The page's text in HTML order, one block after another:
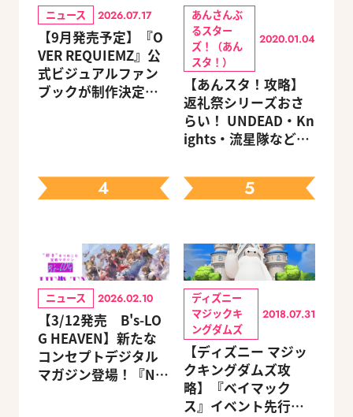
ニュース 2026.07.17
【9月発売予定】『O
VER REQUIEMZ』公
式ビジュアルファン
ブックが制作決定！
あんさんぶ
るスター
ズ！（あん
スタ！）
2020.01.04
【あんスタ！攻略】
返礼祭シリーズおさ
らい！ UNDEAD・Kn
ights・流星隊など、
ェック
4
ニュース 2026.02.10
【3/12発売 B's-LO
G HEAVEN】新たな
コンセプトデジタル
マガジン登場！『NU:
5
ディズニー
マジックキ
ングダムズ
2018.07.31
【ディズニー マジッ
クキングダムズ攻
略】『ベイマック
ス』イベント先行体